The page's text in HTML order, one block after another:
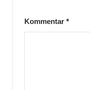
Kommentar *